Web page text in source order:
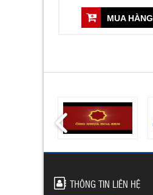
MUA HÀNG
THÔNG TIN LIÊN HỆ